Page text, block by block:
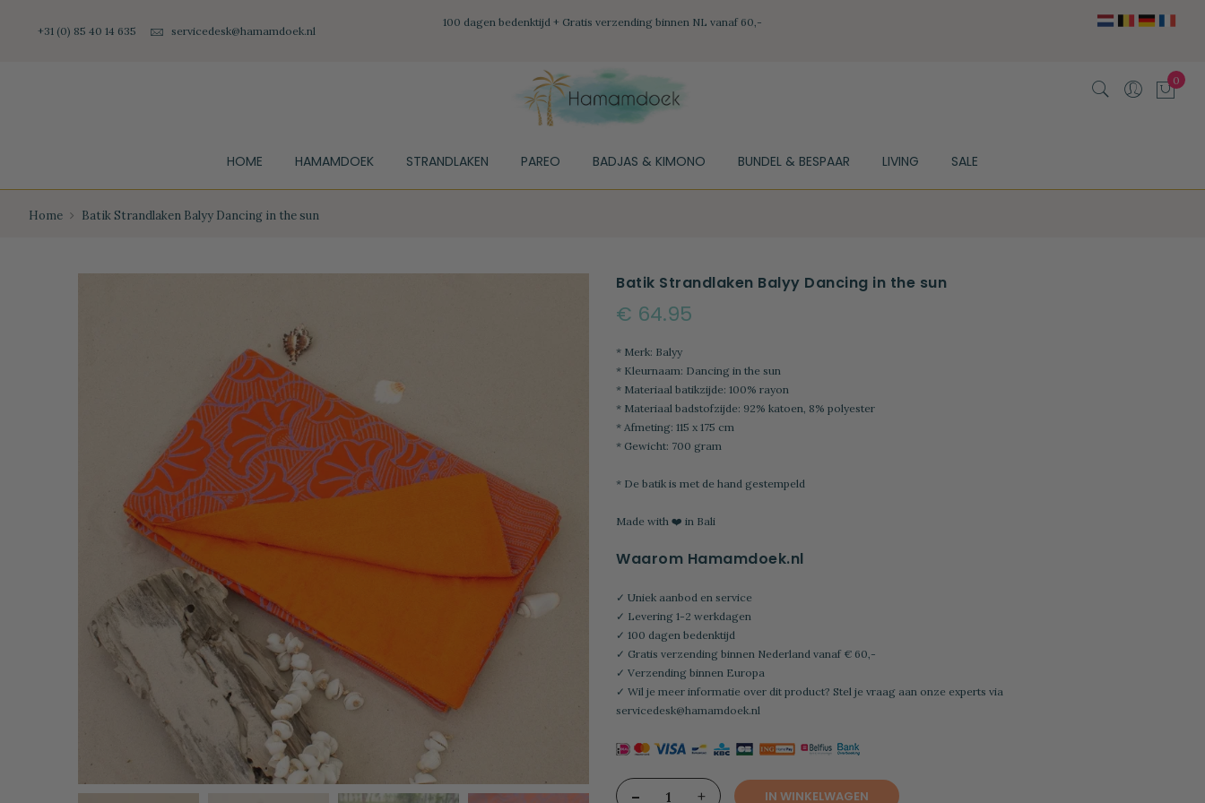
+31 (0) 85 40 14 635 servicedesk@hamamdoek.nl
100 dagen bedenktijd + Gratis verzending binnen NL vanaf 60,-
HOME HAMAMDOEK STRANDLAKEN PAREO BADJAS & KIMONO BUNDEL & BESPAAR LIVING SALE
Home Batik Strandlaken Balyy Dancing in the sun
Batik Strandlaken Balyy Dancing in the sun
€ 64.95
* Merk: Balyy
* Kleurnaam: Dancing in the sun
* Materiaal batikzijde: 100% rayon
* Materiaal badstofzijde: 92% katoen, 8% polyester
* Afmeting: 115 x 175 cm
* Gewicht: 700 gram
* De batik is met de hand gestempeld
Made with ❤️ in Bali
Waarom Hamamdoek.nl
✓ Uniek aanbod en service
✓ Levering 1-2 werkdagen
✓ 100 dagen bedenktijd
✓ Gratis verzending binnen Nederland vanaf € 60,-
✓ Verzending binnen Europa
✓ Wil je meer informatie over dit product? Stel je vraag aan onze experts via
servicedesk@hamamdoek.nl
- + IN WINKELWAGEN